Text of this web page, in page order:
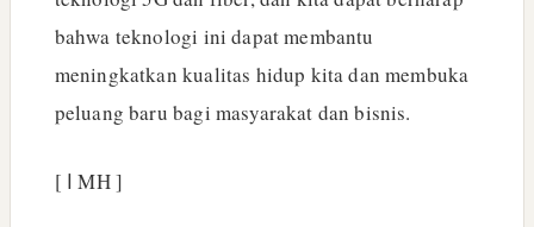
bahwa teknologi ini dapat membantu
meningkatkan kualitas hidup kita dan membuka
peluang baru bagi masyarakat dan bisnis.
[ ا MH ]